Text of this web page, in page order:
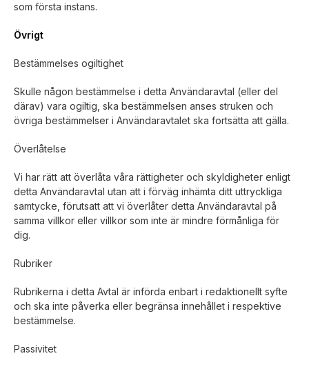
som första instans.
Övrigt
Bestämmelses ogiltighet
Skulle någon bestämmelse i detta Användaravtal (eller del
därav) vara ogiltig, ska bestämmelsen anses struken och
övriga bestämmelser i Användaravtalet ska fortsätta att gälla.
Överlåtelse
Vi har rätt att överlåta våra rättigheter och skyldigheter enligt
detta Användaravtal utan att i förväg inhämta ditt uttryckliga
samtycke, förutsatt att vi överlåter detta Användaravtal på
samma villkor eller villkor som inte är mindre förmånliga för
dig.
Rubriker
Rubrikerna i detta Avtal är införda enbart i redaktionellt syfte
och ska inte påverka eller begränsa innehållet i respektive
bestämmelse.
Passivitet